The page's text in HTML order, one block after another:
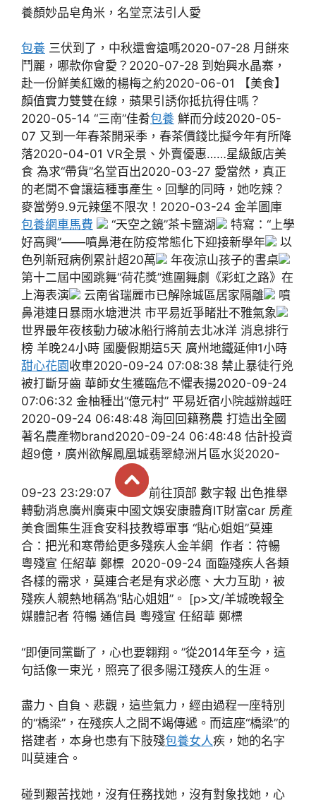
養顏妙品皂角米，名堂烹法引人愛
包養 三伏到了，中秋還會遠嗎2020-07-28 月餅來
鬥麗，哪款你會愛？2020-07-28 到始興水晶寨，
赴一份鮮美紅嫩的楊梅之約2020-06-01 【美食】
顏值實力雙雙在線，蘋果引誘你抵抗得住嗎？
2020-05-14 “三南”佳肴包養 鮮而分歧2020-05-
07 又到一年春茶開采季，春茶價錢比擬今年有所降
落2020-04-01 VR全景、外賣優惠……星級飯店美
食 為求“帶貨”名堂百出2020-03-27 愛當然，真正
的老闆不會讓這種事產生。回擊的同時，她吃辣？
麥當勞9.9元辣堡不限次！2020-03-24 金羊圖庫
包養網車馬費
“天空之鏡”茶卡鹽湖
特寫：“上學
好高興”——噴鼻港在防疫常態化下迎接新學年
以
色列新冠病例累計超20萬
年夜涼山孩子的書桌
第十二屆中國跳舞“荷花獎”進圍舞劇《彩虹之路》在
上海表演
云南省瑞麗市已解除城區居家隔離
噴
鼻港連日暴雨水塘泄洪 市平易近爭睹壯不雅氣象
世界最年夜核動力破冰船行將前去北冰洋 消息排行
榜 羊晚24小時 國慶假期這5天 廣州地鐵延伸1小時
甜心花園 收車2020-09-24 07:08:38 禁止暴徒行兇
被打斷牙齒 華師女生獲臨危不懼表揚2020-09-24
07:06:32 金柚種出“億元村” 平易近宿小院越辦越旺
2020-09-24 06:48:48 海回回籍務農 打造出全國
著名農產物brand2020-09-24 06:48:48 估計投資
超9億，廣州欲解鳳凰城翡翠綠洲片區水災2020-
09-23 23:29:07
前往頂部 數字報 出色推舉
轉動消息廣州廣東中國文娛安康體育IT財富car 房產
美食圖集生涯食安科技教導軍事 “貼心姐姐”莫連
合：把光和寒帶給更多殘疾人金羊網 作者：符暢
粵殘宣 任紹華 鄭標 2020-09-24 面臨殘疾人各類
各樣的需求，莫連合老是有求必應、大力互助，被
殘疾人親熱地稱為“貼心姐姐”。 [p>文/羊城晚報全
媒體記者 符暢 通信員 粵殘宣 任紹華 鄭標
“即便同黨斷了，心也要翱翔。”從2014年至今，這
句話像一束光，照亮了很多陽江殘疾人的生涯。
盡力、自負、悲觀，這些氣力，經由過程一座特別
的“橋梁”，在殘疾人之間不竭傳遞。而這座“橋梁”的
搭建者，本身也患有下肢殘包養女人疾，她的名字
叫莫連合。
碰到艱苦找她，沒有任務找她，沒有對象找她，心